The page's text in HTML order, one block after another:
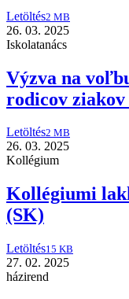
Letöltés2 MB
26. 03. 2025
Iskolatanács
Výzva na
rodicov ziakov
Letöltés2 MB
26. 03. 2025
Kollégium
Kollégiumi
(SK)
Letöltés15 KB
27. 02. 2025
házirend